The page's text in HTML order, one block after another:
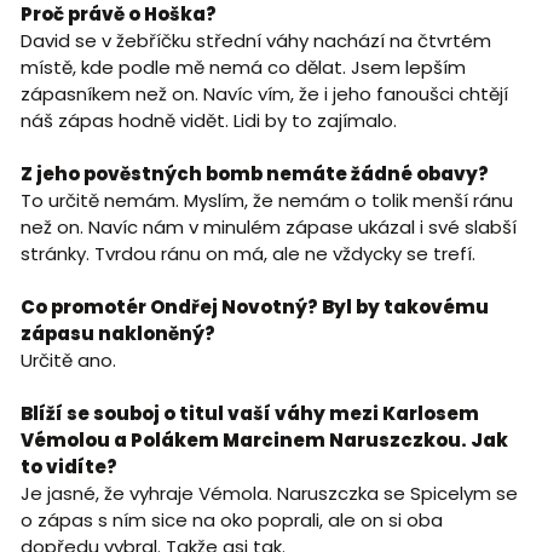
Proč právě o Hoška?
David se v žebříčku střední váhy nachází na čtvrtém
místě, kde podle mě nemá co dělat. Jsem lepším
zápasníkem než on. Navíc vím, že i jeho fanoušci chtějí
náš zápas hodně vidět. Lidi by to zajímalo.
Z jeho pověstných bomb nemáte žádné obavy?
To určitě nemám. Myslím, že nemám o tolik menší ránu
než on. Navíc nám v minulém zápase ukázal i své slabší
stránky. Tvrdou ránu on má, ale ne vždycky se trefí.
Co promotér Ondřej Novotný? Byl by takovému
zápasu nakloněný?
Určitě ano.
Blíží se souboj o titul vaší váhy mezi Karlosem
Vémolou a Polákem Marcinem Naruszczkou. Jak
to vidíte?
Je jasné, že vyhraje Vémola. Naruszczka se Spicelym se
o zápas s ním sice na oko poprali, ale on si oba